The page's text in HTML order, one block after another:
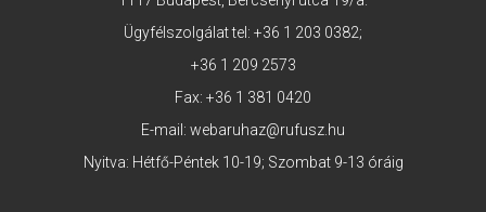
Ügyfélszolgálat tel: +36 1 203 0382;
+36 1 209 2573
Fax: +36 1 381 0420
E-mail: webaruhaz@rufusz.hu
Nyitva: Hétfő-Péntek 10-19; Szombat 9-13 óráig